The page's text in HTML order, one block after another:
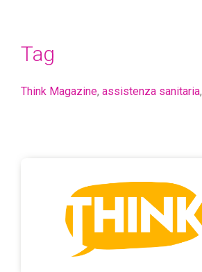
Tag
Think Magazine, assistenza sanitaria,